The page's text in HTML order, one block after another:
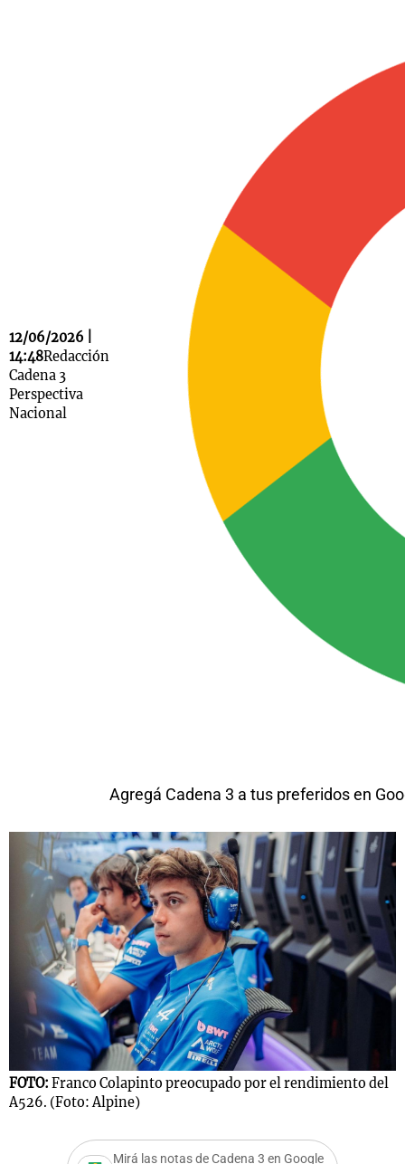
12/06/2026 |
14:48Redacción
Cadena 3
Perspectiva
Nacional
Agregá Cadena 3 a tus preferidos en
FOTO: Franco Colapinto preocupado por el rendimiento del
A526. (Foto: Alpine)
Mirá las notas de Cadena 3 en Google
Notas
La Sole en